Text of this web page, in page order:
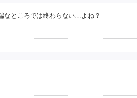
なところでは終わらない…よね？